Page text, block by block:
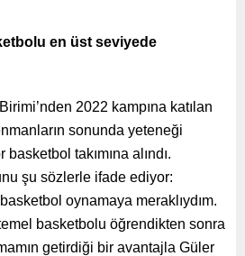
en üst seviyede
2022 kampına katılan
sonunda yeteneği
takımına alındı.
şu sözlerle ifade ediyor:
oynamaya meraklıydım.
basketbolu öğrendikten sonra
getirdiği bir avantajla Güler